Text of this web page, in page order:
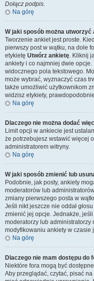
Dołącz podpis.
Na górę
W jaki sposób można utworzyć
Tworzenie ankiet jest proste.
pierwszy post w wątku, na dole
etykietę Utwórz ankietę. Kliknij
ankiety i co najmniej dwie
widocznego pola tekstowego.
może wybrać, wyznaczyć czas
także umożliwić użytkownikom
widzisz etykiety,
Na górę
Dlaczego nie można dodać
Limit opcji w ankiecie jest
że potrzebujesz wstawić więcej
administratorem witryny.
Na górę
W jaki sposób zmienić lub
Podobnie, jak posty, ankiety
moderatorów lub
zmiany pierwszego posta w
Jeśli nikt jeszcze nie oddał
zmienić jej opcje. Jednakże, jeśli
moderatorzy lub
modyfikowaniu ankiety w czasie
Na górę
Dlaczego nie mam dostępu do
Niektóre fora mogą być
Aby przeglądać, czytać, pisać